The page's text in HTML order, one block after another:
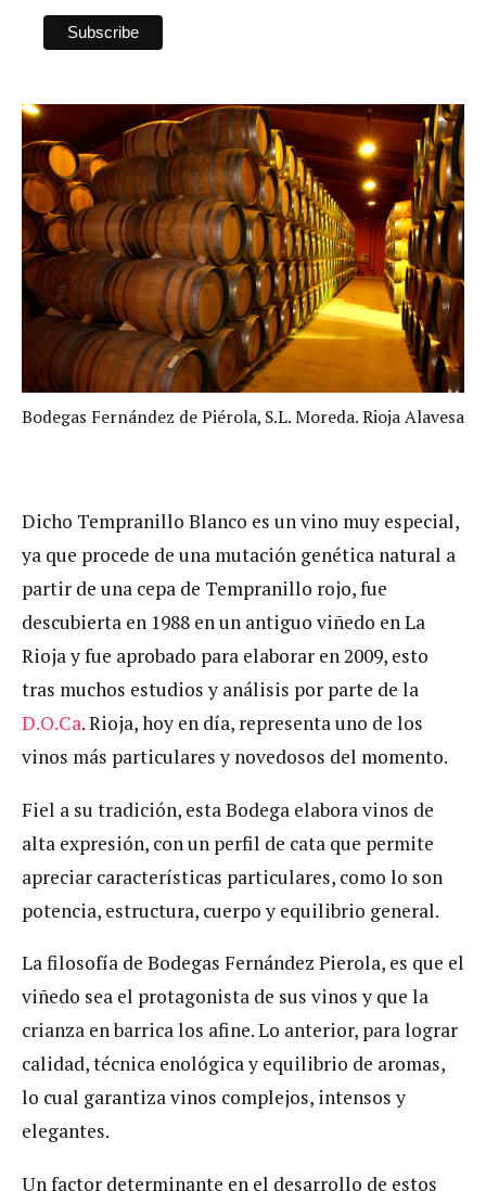
Bodegas Fernández de Piérola, S.L. Moreda. Rioja Alavesa
Dicho Tempranillo Blanco es un vino muy especial,
ya que procede de una mutación genética natural a
partir de una cepa de Tempranillo rojo, fue
descubierta en 1988 en un antiguo viñedo en La
Rioja y fue aprobado para elaborar en 2009, esto
tras muchos estudios y análisis por parte de la
D.O.Ca. Rioja, hoy en día, representa uno de los
vinos más particulares y novedosos del momento.
Fiel a su tradición, esta Bodega elabora vinos de
alta expresión, con un perfil de cata que permite
apreciar características particulares, como lo son
potencia, estructura, cuerpo y equilibrio general.
La filosofía de Bodegas Fernández Pierola, es que el
viñedo sea el protagonista de sus vinos y que la
crianza en barrica los afine. Lo anterior, para lograr
calidad, técnica enológica y equilibrio de aromas,
lo cual garantiza vinos complejos, intensos y
elegantes.
Un factor determinante en el desarrollo de estos